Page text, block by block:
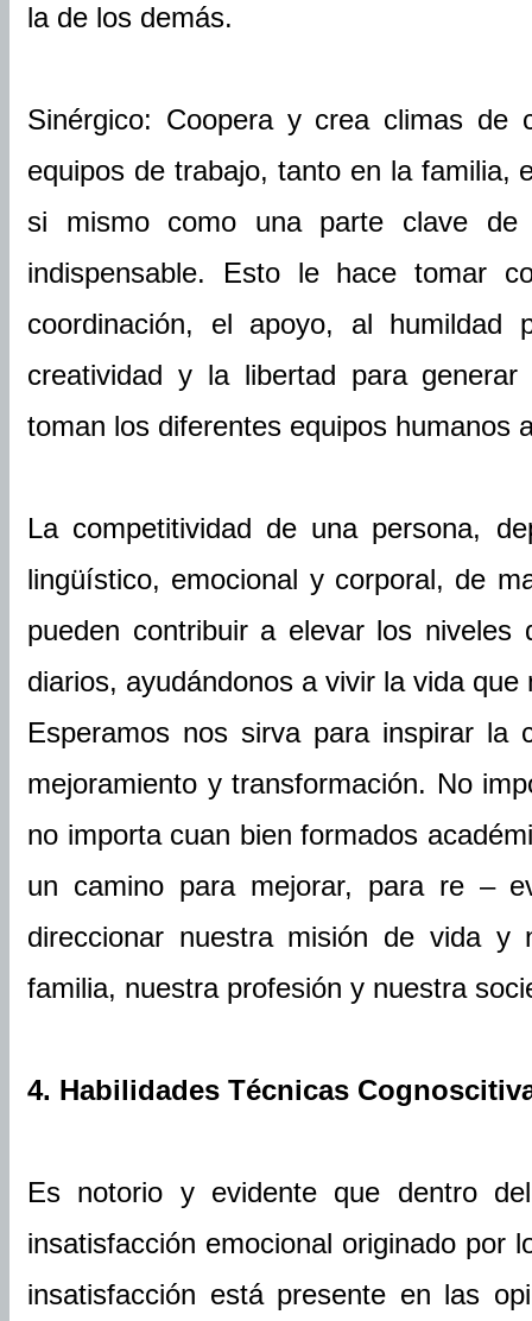
la de los demás.
Sinérgico: Coopera y crea climas de
equipos de trabajo, tanto en la familia,
si mismo como una parte clave
indispensable. Esto le hace tomar
coordinación, el apoyo, al humildad
creatividad y la libertad para
toman los diferentes equipos humanos
La competitividad de una persona,
lingüístico, emocional y corporal, de
pueden contribuir a elevar los niveles
diarios, ayudándonos a vivir la vida
Esperamos nos sirva para inspirar la
mejoramiento y transformación. No
no importa cuan bien formados
un camino para mejorar, para re –
direccionar nuestra misión de vida y
familia, nuestra profesión y nuestra
4. Habilidades Técnicas
Es notorio y evidente que dentro
insatisfacción emocional originado por
insatisfacción está presente en las